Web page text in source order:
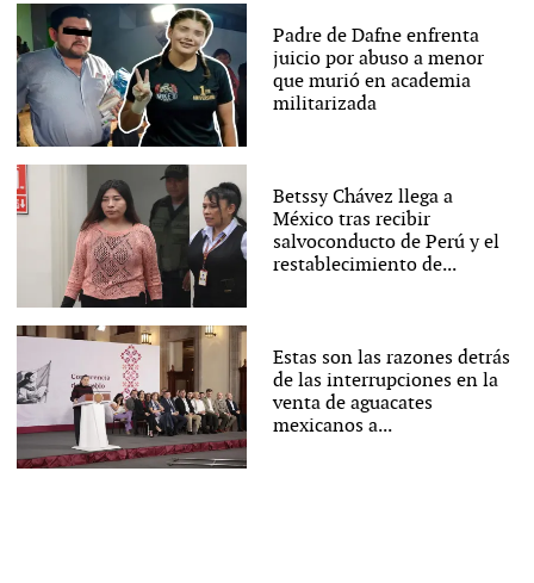
Padre de Dafne enfrenta
juicio por abuso a menor
que murió en academia
militarizada
Betssy Chávez llega a
México tras recibir
salvoconducto de Perú y el
restablecimiento de...
Estas son las razones detrás
de las interrupciones en la
venta de aguacates
mexicanos a...